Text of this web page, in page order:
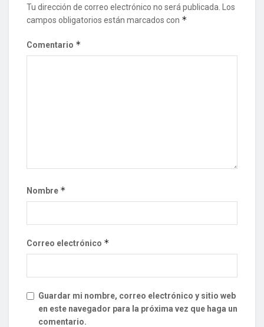
Tu dirección de correo electrónico no será publicada.
Los
campos obligatorios están marcados con *
Comentario *
Nombre *
Correo electrónico *
Guardar mi nombre, correo electrónico y sitio web
en este navegador para la próxima vez que haga un
comentario.